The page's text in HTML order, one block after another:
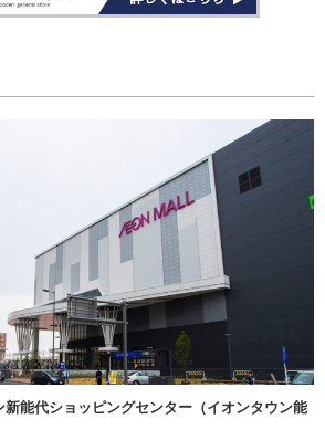
新能代ショッピングセンター（イオンタウン能